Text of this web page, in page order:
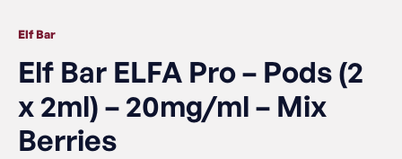
Elf Bar
Elf Bar ELFA Pro – Pods (2
x 2ml) – 20mg/ml – Mix
Berries